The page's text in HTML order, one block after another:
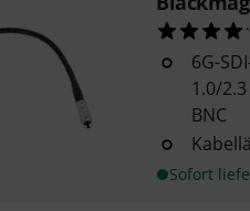
6G-
1.0/
BNC
Sofort